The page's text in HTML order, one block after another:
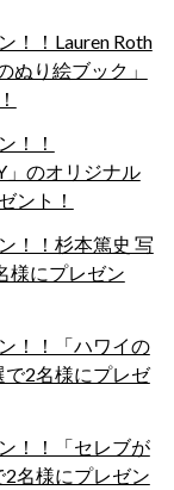
！！Lauren Roth
ぬり絵ブック」
！！
」のオリジナル
ント！
！！杉本篤史 写
様にプレゼン
！！「ハワイの
2名様にプレゼ
！！「セレブが
名様にプレゼン